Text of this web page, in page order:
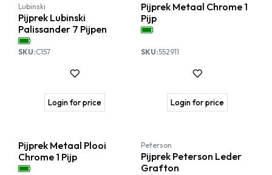
Lubinski
Pijprek Lubinski
Palissander 7 Pijpen
SKU:C157
Login for price
Pijprek Metaal Chrome 1
Pijp
SKU:552911
Login for price
Pijprek Metaal Plooi
Chrome 1 Pijp
Peterson
Pijprek Peterson Leder
Grafton